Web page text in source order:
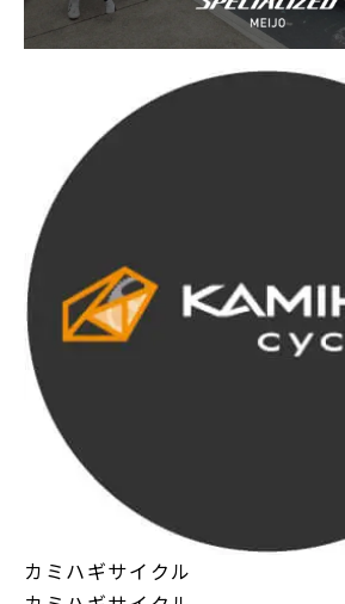
カミハギサイクル